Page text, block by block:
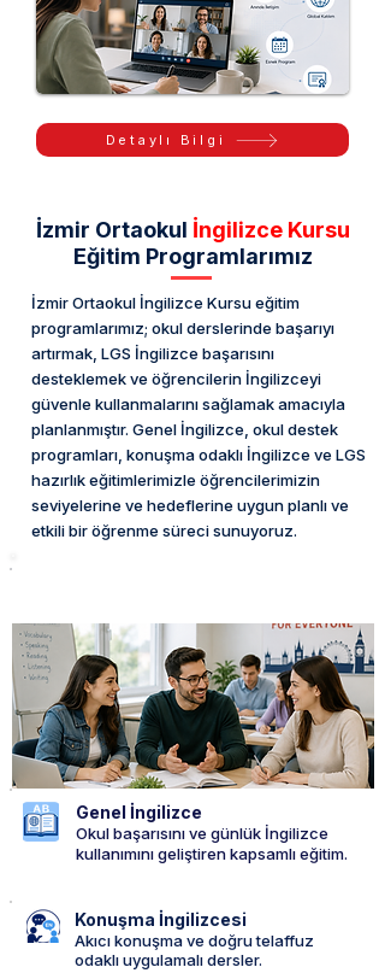
Detaylı Bilgi
İzmir Ortaokul İngilizce Kursu
Eğitim Programlarımız
İzmir Ortaokul İngilizce Kursu eğitim
programlarımız; okul derslerinde başarıyı
artırmak, LGS İngilizce başarısını
desteklemek ve öğrencilerin İngilizceyi
güvenle kullanmalarını sağlamak amacıyla
planlanmıştır. Genel İngilizce, okul destek
programları, konuşma odaklı İngilizce ve LGS
hazırlık eğitimlerimizle öğrencilerimizin
seviyelerine ve hedeflerine uygun planlı ve
etkili bir öğrenme süreci sunuyoruz.
Genel İngilizce
Okul başarısını ve günlük İngilizce
kullanımını geliştiren kapsamlı eğitim.
Konuşma İngilizcesi
Akıcı konuşma ve doğru telaffuz
odaklı uygulamalı dersler.